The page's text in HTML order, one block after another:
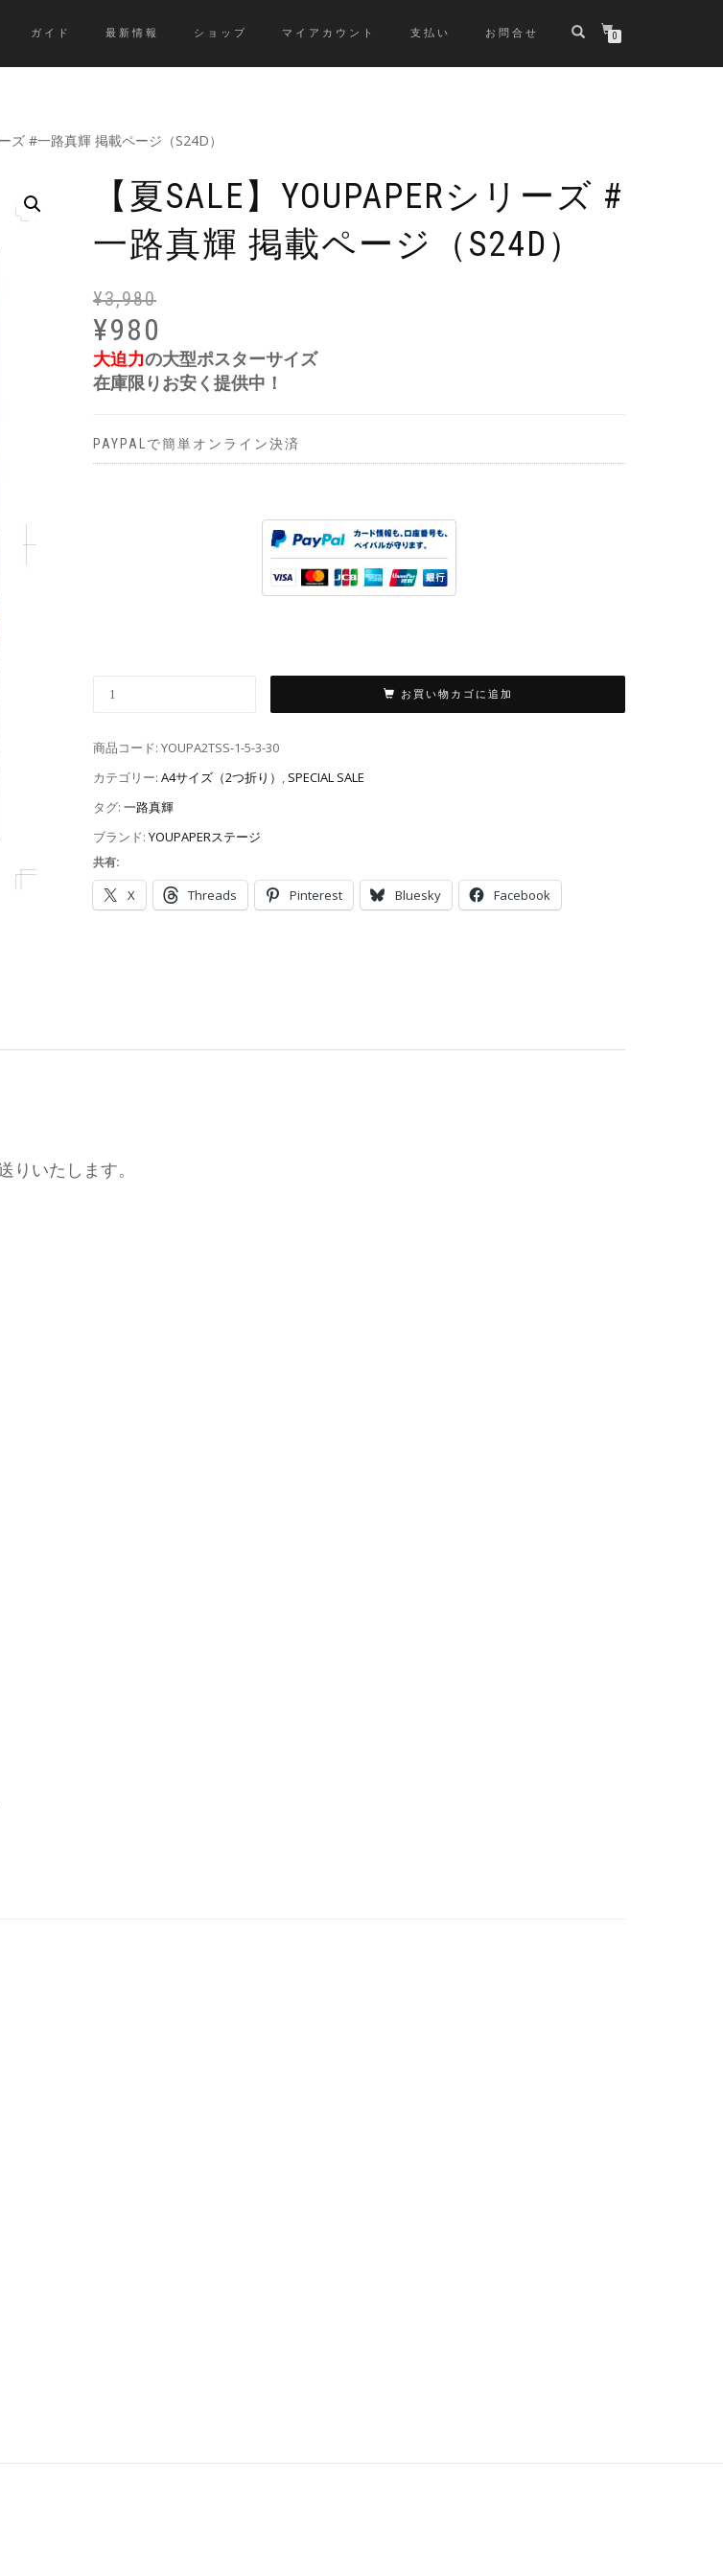
ガイド 最新情報 ショップ マイアカウント 支払い お問合せ 0
ズ #一路真輝 掲載ページ（S24D）
【夏SALE】YOUPAPERシリーズ #
一路真輝 掲載ページ（S24D）
¥3,980
¥980
大迫力の大型ポスターサイズ
在庫限りお安く提供中！
PAYPALで簡単オンライン決済
お買い物カゴに追加
商品コード: YOUPA2TSS-1-5-3-30
カテゴリー: A4サイズ（2つ折り） , SPECIAL SALE
タグ: 一路真輝
ブランド: YOUPAPERステージ
共有:
X Threads Pinterest Bluesky Facebook
りいたします。